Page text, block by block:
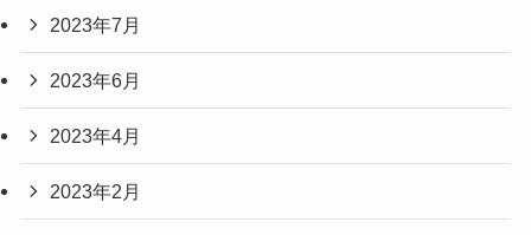
2023年7月
2023年6月
2023年4月
2023年2月